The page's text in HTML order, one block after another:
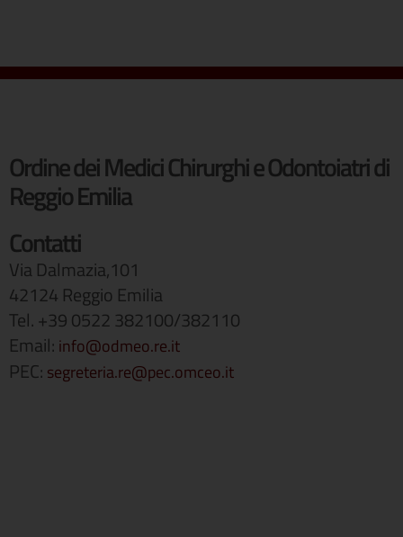
Ordine dei Medici Chirurghi e Odontoiatri di
Reggio Emilia
Contatti
Via Dalmazia,101
42124 Reggio Emilia
Tel. +39 0522 382100/382110
Email: info@odmeo.re.it
PEC: segreteria.re@pec.omceo.it